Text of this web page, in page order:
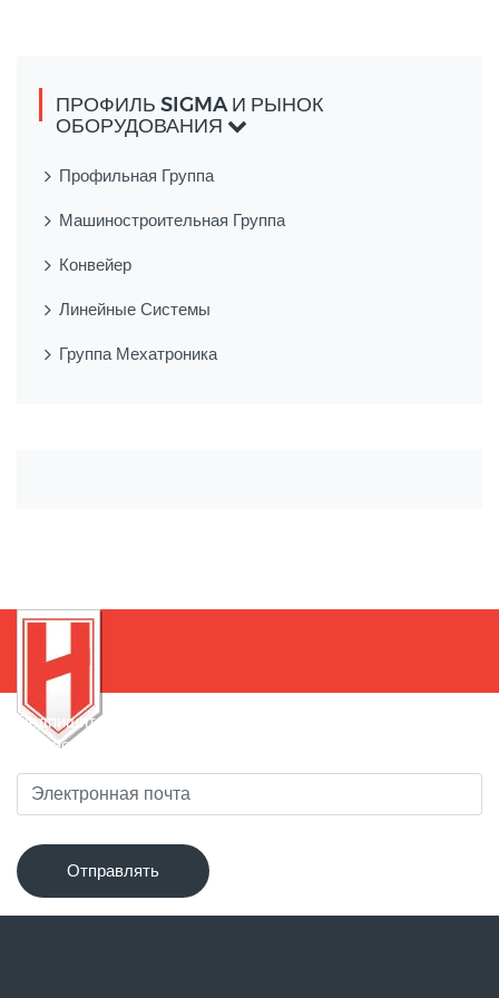
ПРОФИЛЬ SIGMA И РЫНОК
ОБОРУДОВАНИЯ
Профильная Группа
Машиностроительная Группа
Конвейер
Линейные Системы
Группа Мехатроника
Подпишитесь на нашу рассылку, чтобы быть в курсе
новинок!
Отправлять